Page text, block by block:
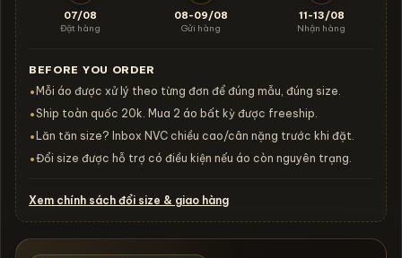
07/08
Đặt hàng
08-09/08
Gửi hàng
11-13/08
Nhận hàng
BEFORE YOU ORDER
• Mỗi áo được xử lý theo từng đơn để đúng mẫu, đúng size.
•Ship toàn quốc 20k. Mua 2 áo bất kỳ được freeship.
• Lăn tăn size? Inbox NVC chiều cao/cân nặng trước khi đặt.
•Đổi size được hỗ trợ có điều kiện nếu áo còn nguyên trạng.
Xem chính sách đổi size & giao hàng